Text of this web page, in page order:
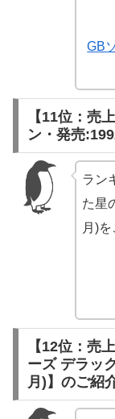
GB
【11位：売
ン・発売
ラン
た星
月)を
【12位：売
ーズ デラッ
月)】のご紹